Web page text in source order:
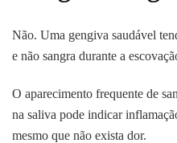
Não. Uma gengiva saudável
e não sangra durante a
O aparecimento frequente de
na saliva pode indicar
mesmo que não exista dor.